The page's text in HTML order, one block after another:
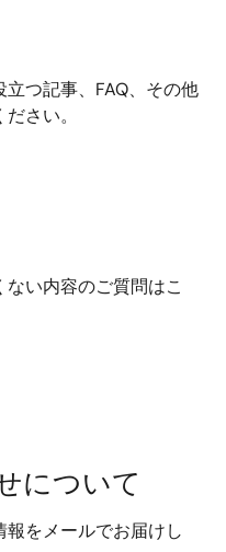
つ記事、FAQ、その他
さい。
い内容のご質問はこ
について
をメールでお届けし